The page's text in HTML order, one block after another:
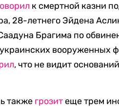
к смертной казни
28-летнего Эйдена
Брагима по
вооруженных
, что не видит
также грозитеще трем